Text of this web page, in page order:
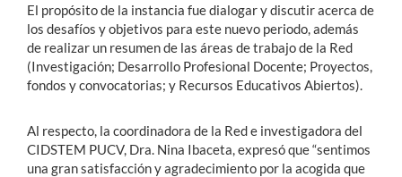
El propósito de la instancia fue dialogar y discutir acerca de
los desafíos y objetivos para este nuevo periodo, además
de realizar un resumen de las áreas de trabajo de la Red
(Investigación; Desarrollo Profesional Docente; Proyectos,
fondos y convocatorias; y Recursos Educativos Abiertos).
Al respecto, la coordinadora de la Red e investigadora del
CIDSTEM PUCV, Dra. Nina Ibaceta, expresó que “sentimos
una gran satisfacción y agradecimiento por la acogida que